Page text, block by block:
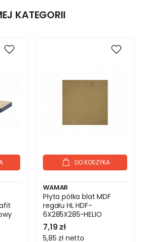
KATEGORII
DO KOSZYKA
WAMAR
Płyta półka blat MDF
regału HL HDF-
6X285X285-HELIO
7,19 zł
5,85 zł netto